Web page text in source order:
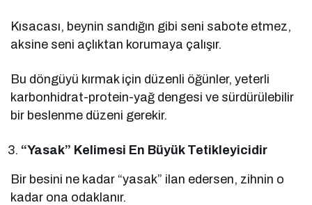
Kısacası, beynin sandığın gibi seni sabote etmez,
aksine seni açlıktan korumaya çalışır.
Bu döngüyü kırmak için düzenli öğünler, yeterli
karbonhidrat-protein-yağ dengesi ve sürdürülebilir
bir beslenme düzeni gerekir.
“Yasak” Kelimesi En Büyük Tetikleyicidir
Bir besini ne kadar “yasak” ilan edersen, zihnin o
kadar ona odaklanır.